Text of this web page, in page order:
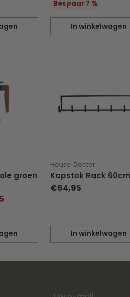
prijs
Bespaar 7 %
In winkelwagen
Hoeveelheid
groen
House Doctor
Kapstok Rack 60cm
€64,95
In winkelwagen
Hoeveelheid